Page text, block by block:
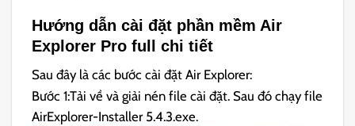
Hướng dẫn cài đặt phần mềm Air
Explorer Pro full chi tiết
Sau đây là các bước cài đặt Air Explorer:
Bước 1:Tải về và giải nén file cài đặt. Sau đó chạy file
AirExplorer-Installer 5.4.3.exe.